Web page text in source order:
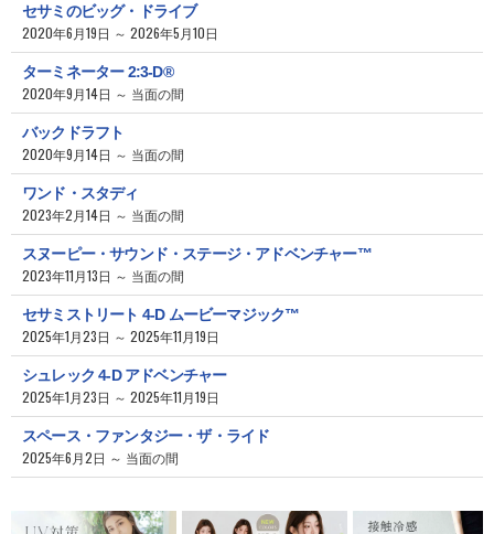
セサミのビッグ・ドライブ
2020年6月19日 ～ 2026年5月10日
ターミネーター 2:3-D®
2020年9月14日 ～ 当面の間
バックドラフト
2020年9月14日 ～ 当面の間
ワンド・スタディ
2023年2月14日 ～ 当面の間
スヌーピー・サウンド・ステージ・アドベンチャー™
2023年11月13日 ～ 当面の間
セサミストリート 4-D ムービーマジック™
2025年1月23日 ～ 2025年11月19日
シュレック 4-D アドベンチャー
2025年1月23日 ～ 2025年11月19日
スペース・ファンタジー・ザ・ライド
2025年6月2日 ～ 当面の間